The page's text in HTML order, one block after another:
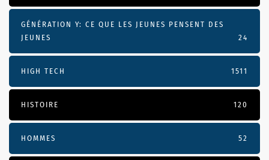
GÉNÉRATION Y: CE QUE LES JEUNES PENSENT DES
JEUNES
24
HIGH TECH 1511
HISTOIRE 120
HOMMES 52